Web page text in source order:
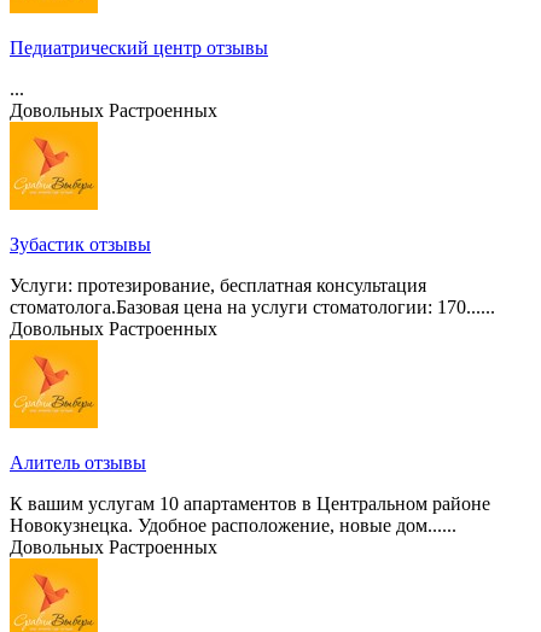
Педиатрический центр отзывы
...
Довольных Растроенных
Зубастик отзывы
Услуги: протезирование, бесплатная консультация
стоматолога.Базовая цена на услуги стоматологии: 170......
Довольных Растроенных
Алитель отзывы
К вашим услугам 10 апартаментов в Центральном районе
Новокузнецка. Удобное расположение, новые дом......
Довольных Растроенных